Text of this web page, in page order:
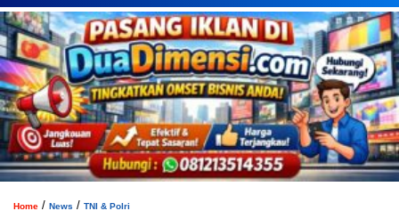
Home / News / TNI & Polri